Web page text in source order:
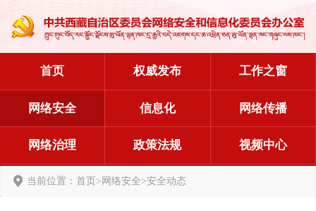
首页 权威发布 工作之窗
网络安全 信息化 网络传播
网络治理 政策法规 视频中心
当前位置： 首页>网络安全>安全动态